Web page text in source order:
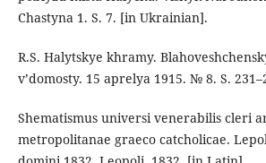
Chastyna 1. S. 7. [in Ukrainian].
R.S. Halytskye khramy.
v’domosty. 15 aprelya 1915. № 8. S.
Shematismus universi venerabilis cleri
metropolitanae graeco catcholicae.